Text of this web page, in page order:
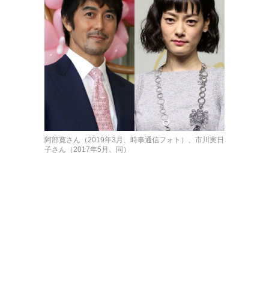
阿部寛さん（2019年3月、時事通信フォト）、市川実日
子さん（2017年5月、同）